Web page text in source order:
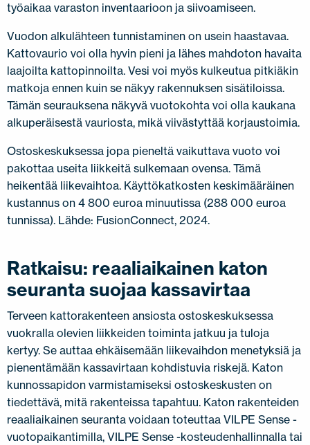
työaikaa varaston inventaarioon ja siivoamiseen.
Vuodon alkulähteen tunnistaminen on usein haastavaa.
Kattovaurio voi olla hyvin pieni ja lähes mahdoton havaita
laajoilta kattopinnoilta. Vesi voi myös kulkeutua pitkiäkin
matkoja ennen kuin se näkyy rakennuksen sisätiloissa.
Tämän seurauksena näkyvä vuotokohta voi olla kaukana
alkuperäisestä vauriosta, mikä viivästyttää korjaustoimia.
Ostoskeskuksessa jopa pieneltä vaikuttava vuoto voi
pakottaa useita liikkeitä sulkemaan ovensa. Tämä
heikentää liikevaihtoa. Käyttökatkosten keskimääräinen
kustannus on 4 800 euroa minuutissa (288 000 euroa
tunnissa). Lähde: FusionConnect, 2024.
Ratkaisu: reaaliaikainen katon
seuranta suojaa kassavirtaa
Terveen kattorakenteen ansiosta ostoskeskuksessa
vuokralla olevien liikkeiden toiminta jatkuu ja tuloja
kertyy. Se auttaa ehkäisemään liikevaihdon menetyksiä ja
pienentämään kassavirtaan kohdistuvia riskejä. Katon
kunnossapidon varmistamiseksi ostoskeskusten on
tiedettävä, mitä rakenteissa tapahtuu. Katon rakenteiden
reaaliaikainen seuranta voidaan toteuttaa VILPE Sense -
vuotopaikantimilla, VILPE Sense -kosteudenhallinnalla tai